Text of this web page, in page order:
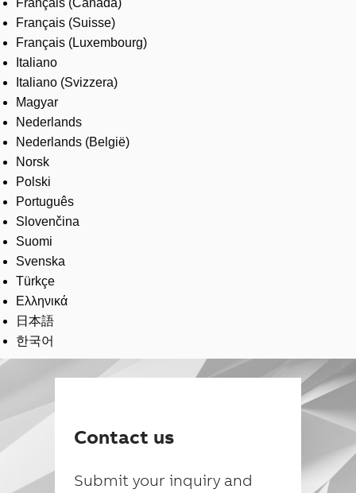
Français (Canada)
Français (Suisse)
Français (Luxembourg)
Italiano
Italiano (Svizzera)
Magyar
Nederlands
Nederlands (België)
Norsk
Polski
Português
Slovenčina
Suomi
Svenska
Türkçe
Ελληνικά
日本語
한국어
Contact us
Submit your inquiry and